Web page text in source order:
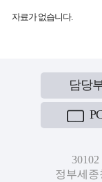
자료가 없습니다.
담당
정부세종